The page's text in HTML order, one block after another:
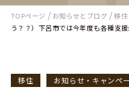
TOPページ / お知らせとブログ /移住
う？？）下呂市では今年度も各種支
移住 お知らせ・キャンペ